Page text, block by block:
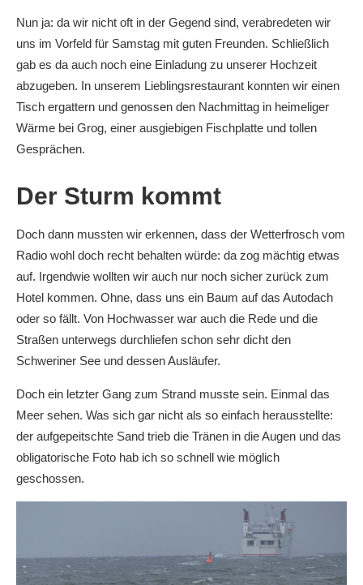
Nun ja: da wir nicht oft in der Gegend sind, verabredeten wir
uns im Vorfeld für Samstag mit guten Freunden. Schließlich
gab es da auch noch eine Einladung zu unserer Hochzeit
abzugeben. In unserem Lieblingsrestaurant konnten wir einen
Tisch ergattern und genossen den Nachmittag in heimeliger
Wärme bei Grog, einer ausgiebigen Fischplatte und tollen
Gesprächen.
Der Sturm kommt
Doch dann mussten wir erkennen, dass der Wetterfrosch vom
Radio wohl doch recht behalten würde: da zog mächtig etwas
auf. Irgendwie wollten wir auch nur noch sicher zurück zum
Hotel kommen. Ohne, dass uns ein Baum auf das Autodach
oder so fällt. Von Hochwasser war auch die Rede und die
Straßen unterwegs durchliefen schon sehr dicht den
Schweriner See und dessen Ausläufer.
Doch ein letzter Gang zum Strand musste sein. Einmal das
Meer sehen. Was sich gar nicht als so einfach herausstellte:
der aufgepeitschte Sand trieb die Tränen in die Augen und das
obligatorische Foto hab ich so schnell wie möglich
geschossen.